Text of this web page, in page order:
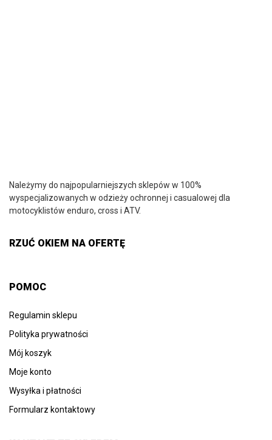
Należymy do najpopularniejszych sklepów w 100%
wyspecjalizowanych w odzieży ochronnej i casualowej dla
motocyklistów enduro, cross i ATV.
RZUĆ OKIEM NA OFERTĘ
POMOC
Regulamin sklepu
Polityka prywatności
Mój koszyk
Moje konto
Wysyłka i płatności
Formularz kontaktowy